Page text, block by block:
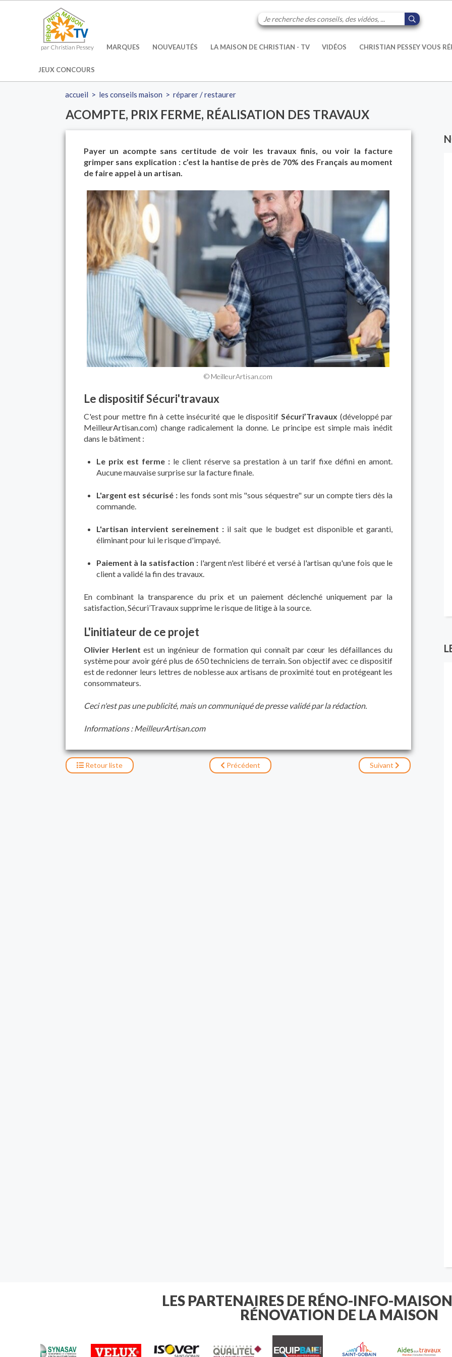
par Christian Pessey MARQUES NOUVEAUTÉS LA MAISON DE CHRISTIAN - TV VIDÉOS CHRISTIAN PESSEY VOUS
JEUX CONCOURS
accueil > les conseils maison >réparer / restaurer
ACOMPTE, PRIX FERME, RÉALISATION DES TRAVAUX
Payer un acompte sans certitude de voir les travaux finis, ou voir la facture
grimper sans explication : c’est la hantise de près de 70% des Français au moment
de faire appel à un artisan.
© MeilleurArtisan.com
Le dispositif Sécuri'travaux
C'est pour mettre fin à cette insécurité que le dispositifSécuri’Travaux (développé par
MeilleurArtisan.com) change radicalement la donne. Le principe est simple mais inédit
dans le bâtiment :
Le prix est ferme :le client réserve sa prestation à un tarif fixe défini en amont.
Aucune mauvaise surprise sur la facture finale.
L'argent est sécurisé : les fonds sont mis "sous séquestre" sur un compte tiers dès la
commande.
L'artisan intervient sereinement : il sait que le budget est disponible et garanti,
éliminant pour lui le risque d'impayé.
Paiement à la satisfaction :l'argent n'est libéré et versé à l'artisan qu'une fois que le
client a validé la fin des travaux.
En combinant la transparence du prix et un paiement déclenché uniquement par la
satisfaction, Sécuri’Travaux supprime le risque de litige à la source.
L'initiateur de ce projet
Olivier Herlent est un ingénieur de formation qui connaît par cœur les défaillances du
système pour avoir géré plus de 650 techniciens de terrain. Son objectif avec ce dispositif
est de redonner leurs lettres de noblesse aux artisans de proximité tout en protégeant les
consommateurs.
Ceci n'est pas une publicité, mais un communiqué de presse validé par la rédaction.
Informations : MeilleurArtisan.com
Retourliste Précédent Suivant
LES PARTENAIRES DE RÉNO-INFO-
RÉNOVATION DE LA MAISON